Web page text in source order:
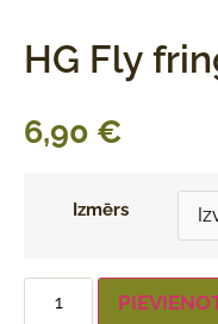
HG Fly
6,90 €
Izmērs